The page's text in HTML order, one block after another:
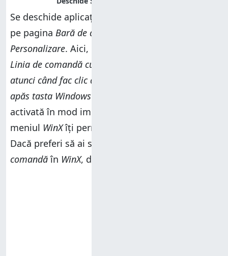
Se deschide aplicația
pe pagina Bară de activități
Personalizare. Aici, caută setarea
Linia de comandă cu Windows PowerShell în meniu
atunci când fac clic dreapta pe butonul start sau
apăs tasta Windows+X”
activată în mod implicit, ceea ce înseamnă că
meniul WinXîți permite să accesezi
Dacă preferi să ai scurtăturile către
comandăîn WinX, dezactivează acest comutator.